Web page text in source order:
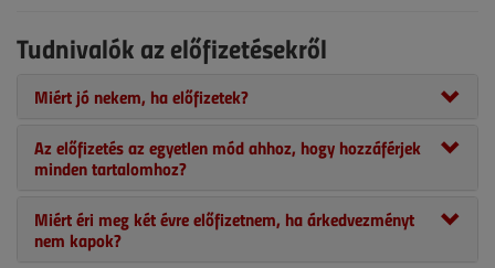
Tudnivalók az előfizetésekről
Miért jó nekem, ha előfizetek?
Az előfizetés az egyetlen mód ahhoz, hogy hozzáférjek
minden tartalomhoz?
Miért éri meg két évre előfizetnem, ha árkedvezményt
nem kapok?